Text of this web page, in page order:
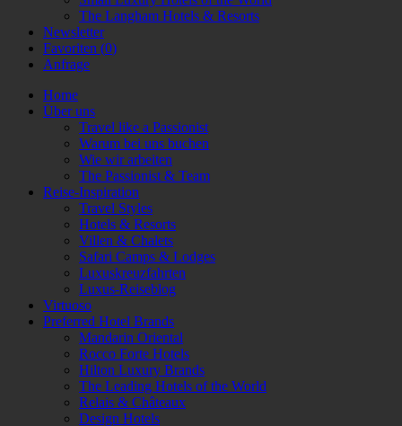
The Langham Hotels & Resorts
Newsletter
Favoriten (0)
Anfrage
Home
Über uns
Travel like a Passionist
Warum bei uns buchen
Wie wir arbeiten
The Passionist & Team
Reise-Inspiration
Travel Styles
Hotels & Resorts
Villen & Chalets
Safari Camps & Lodges
Luxuskreuzfahrten
Luxus-Reiseblog
Virtuoso
Preferred Hotel Brands
Mandarin Oriental
Rocco Forte Hotels
Hilton Luxury Brands
The Leading Hotels of the World
Relais & Châteaux
Design Hotels